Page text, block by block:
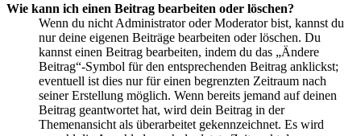
Wie kann ich einen Beitrag bearbeiten oder löschen?
Wenn du nicht Administrator oder Moderator bist, kannst du
nur deine eigenen Beiträge bearbeiten oder löschen. Du
kannst einen Beitrag bearbeiten, indem du das „Ändere
Beitrag“-Symbol für den entsprechenden Beitrag anklickst;
eventuell ist dies nur für einen begrenzten Zeitraum nach
seiner Erstellung möglich. Wenn bereits jemand auf deinen
Beitrag geantwortet hat, wird dein Beitrag in der
Themenansicht als überarbeitet gekennzeichnet. Es wird